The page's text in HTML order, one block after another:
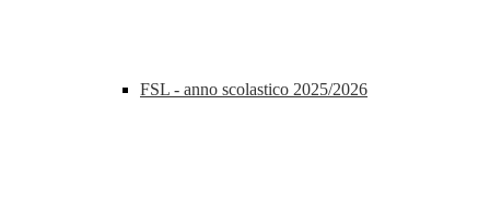
FSL - anno scolastico 2025/2026